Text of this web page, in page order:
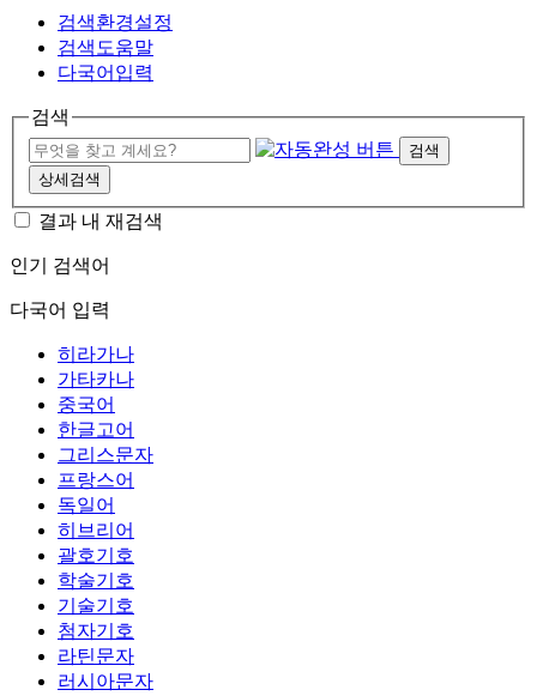
검색환경설정
검색도움말
다국어입력
검색
검색
상세검색
결과 내 재검색
인기 검색어
다국어 입력
히라가나
가타카나
중국어
한글고어
그리스문자
프랑스어
독일어
히브리어
괄호기호
학술기호
기술기호
첨자기호
라틴문자
러시아문자